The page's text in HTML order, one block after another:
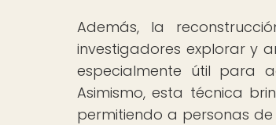
Además, la
investigadores explorar y
especialmente útil para
Asimismo, esta técnica
permitiendo a personas